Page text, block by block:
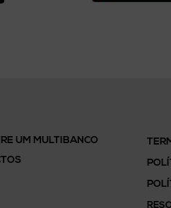
UM MULTIBANCO